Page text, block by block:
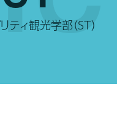
ィ観光学部（ST）